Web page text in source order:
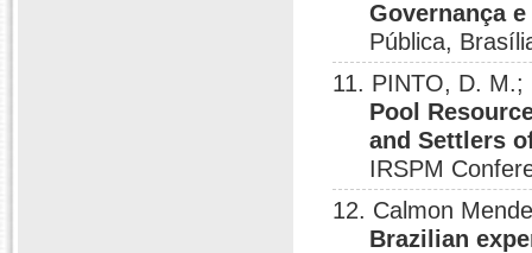
Governança
Pública,
11. PINTO, D.
Pool
and Settlers
IRSPM
12. Calmon
Brazilian